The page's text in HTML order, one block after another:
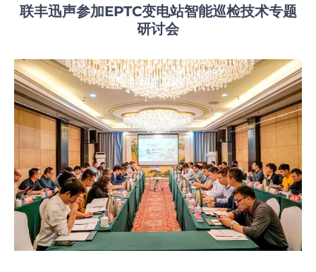
联丰迅声参加EPTC变电站智能巡检技术专题
研讨会